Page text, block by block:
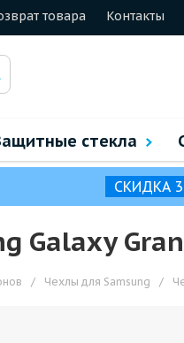
товара Контакты
стекла
СКИДКА
Galaxy
/ Чехлы для Samsung /